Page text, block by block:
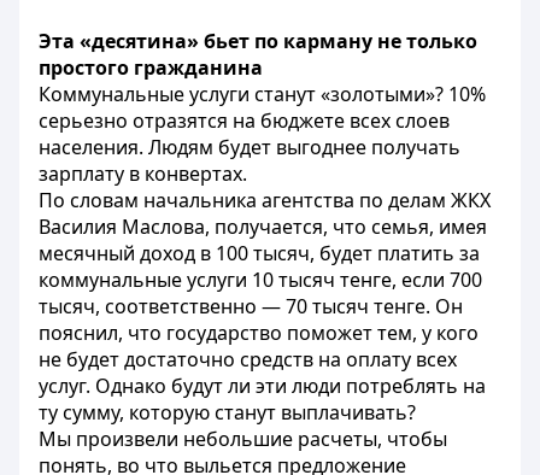
Эта «десятина» бьет по карману не только
простого гражданина
Коммунальные услуги станут «золотыми»? 10%
серьезно отразятся на бюджете всех слоев
населения. Людям будет выгоднее получать
зарплату в конвертах.
По словам начальника агентства по делам ЖКХ
Василия Маслова, получается, что семья, имея
месячный доход в 100 тысяч, будет платить за
коммунальные услуги 10 тысяч тенге, если 700
тысяч, соответственно — 70 тысяч тенге. Он
пояснил, что государство поможет тем, у кого
не будет достаточно средств на оплату всех
услуг. Однако будут ли эти люди потреблять на
ту сумму, которую станут выплачивать?
Мы произвели небольшие расчеты, чтобы
понять, во что выльется предложение